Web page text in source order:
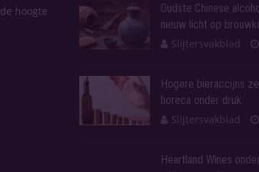
hoogte
Oudste Chinese
nieuw licht op
Slijtersvakblad
Hogere bieraccijns
horeca onder druk
Slijtersvakblad
Heartland Wines